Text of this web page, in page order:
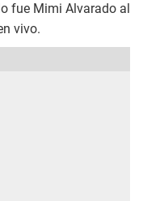
fue Mimi Alvarado al
vivo.